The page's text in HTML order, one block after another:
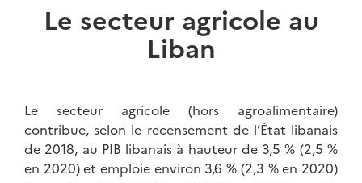
Le secteur agricole au
Liban
Le secteur agricole (hors agroalimentaire)
contribue, selon le recensement de l’État libanais
de 2018, au PIB libanais à hauteur de 3,5 % (2,5 %
en 2020) et emploie environ 3,6 % (2,3 % en 2020)